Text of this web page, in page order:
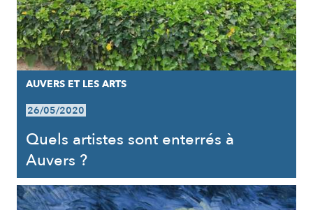
AUVERS ET LES ARTS
26/05/2020
Quels artistes sont enterrés à
Auvers ?